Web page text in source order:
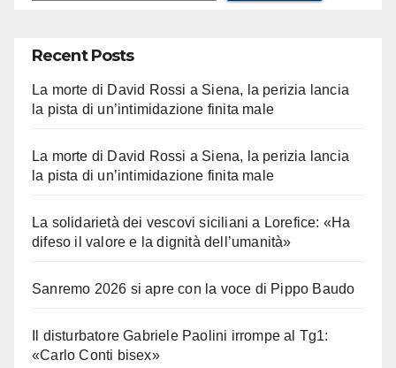
Recent Posts
La morte di David Rossi a Siena, la perizia lancia
la pista di un’intimidazione finita male
La morte di David Rossi a Siena, la perizia lancia
la pista di un’intimidazione finita male
La solidarietà dei vescovi siciliani a Lorefice: «Ha
difeso il valore e la dignità dell’umanità»
Sanremo 2026 si apre con la voce di Pippo Baudo
Il disturbatore Gabriele Paolini irrompe al Tg1:
«Carlo Conti bisex»